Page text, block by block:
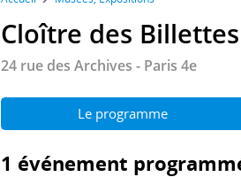
Cloître des
24 rue des Archives - Paris 4e
Le programme
1 événement